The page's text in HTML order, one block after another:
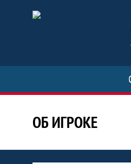
ОБ ИГРОКЕ